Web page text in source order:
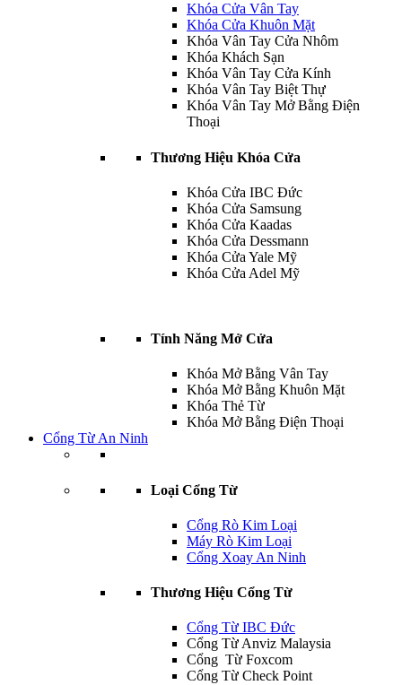
Khóa Cửa Vân Tay
Khóa Cửa Khuôn Mặt
Khóa Vân Tay Cửa Nhôm
Khóa Khách Sạn
Khóa Vân Tay Cửa Kính
Khóa Vân Tay Biệt Thự
Khóa Vân Tay Mở Bằng Điện
Thoại
Thương Hiệu Khóa Cửa
Khóa Cửa IBC Đức
Khóa Cửa Samsung
Khóa Cửa Kaadas
Khóa Cửa Dessmann
Khóa Cửa Yale Mỹ
Khóa Cửa Adel Mỹ
Tính Năng Mở Cửa
Khóa Mở Bằng Vân Tay
Khóa Mở Bằng Khuôn Mặt
Khóa Thẻ Từ
Khóa Mở Bằng Điện Thoại
Cổng Từ An Ninh
Loại Cổng Từ
Cổng Rò Kim Loại
Máy Rò Kim Loại
Cổng Xoay An Ninh
Thương Hiệu Cổng Từ
Cổng Từ IBC Đức
Cổng Từ Anviz Malaysia
Cổng Từ Foxcom
Cổng Từ Check Point